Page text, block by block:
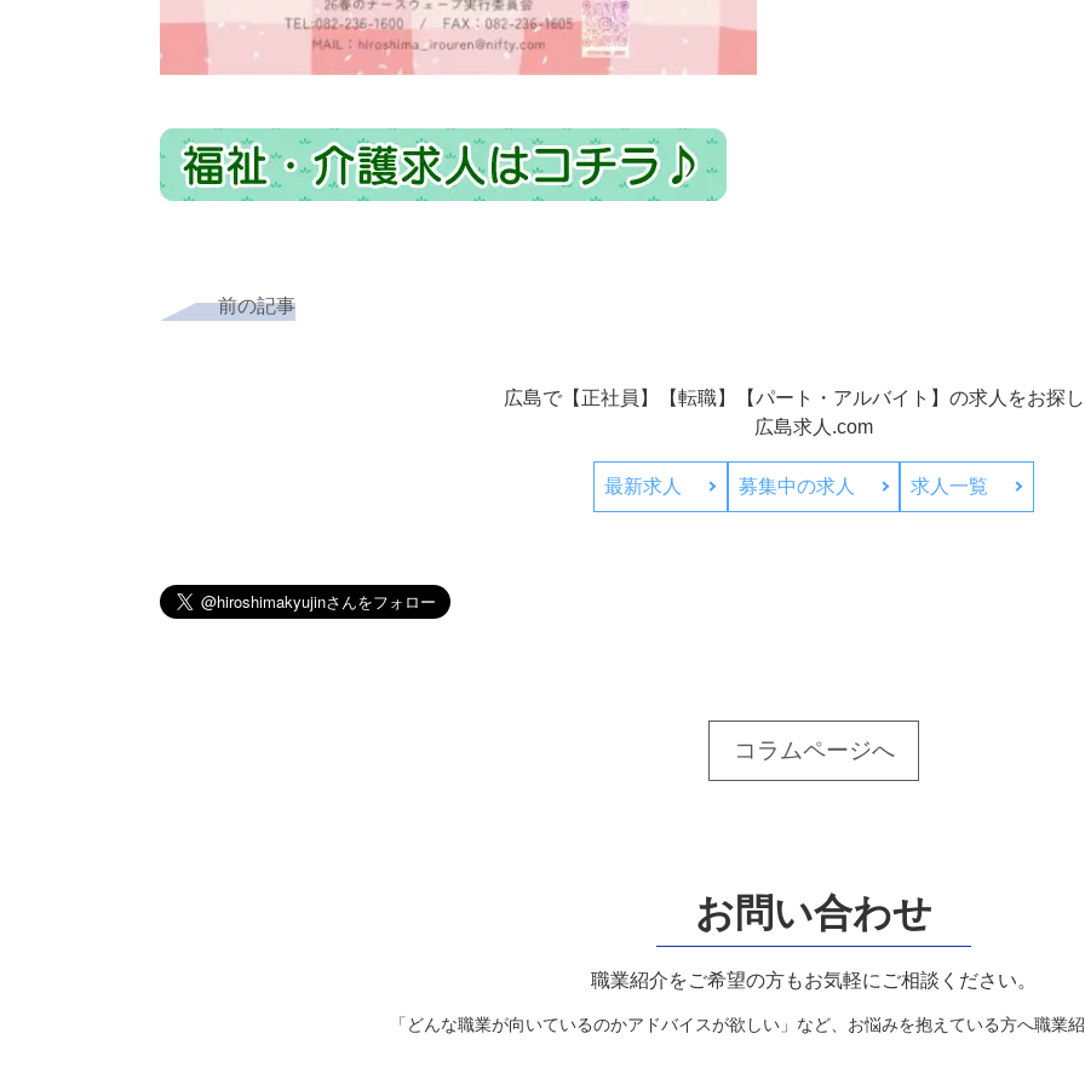
前の記事
広島で【正社員】【転職】【パート・アルバイト】の求人をお探
広島求人.com
最新求人 募集中の求人 求人一覧
コラムページへ
お問い合わせ
職業紹介をご希望の方もお気軽にご相談ください。
「どんな職業が向いているのかアドバイスが欲しい」など、お悩みを抱えている方へ職業